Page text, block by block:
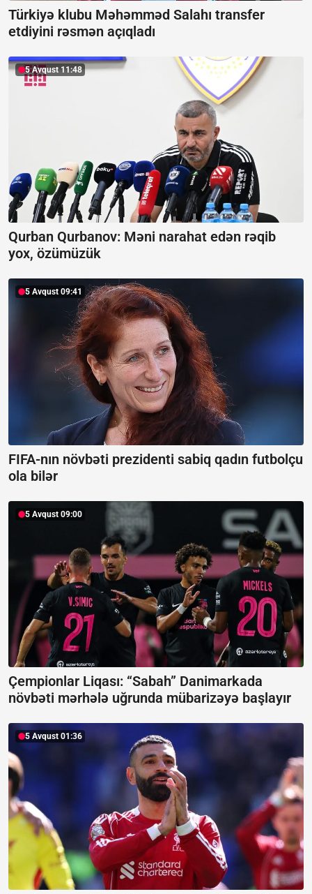
Türkiyə klubu Məhəmməd Salahı transfer
etdiyini rəsmən açıqladı
5 Avqust 11:48
Qurban Qurbanov: Məni narahat edən rəqib
yox, özümüzük
5 Avqust 09:41
FIFA-nın növbəti prezidenti sabiq qadın futbolçu
ola bilər
5 Avqust 09:00
Çempionlar Liqası: “Sabah” Danimarkada
növbəti mərhələ uğrunda mübarizəyə başlayır
5 Avqust 01:36